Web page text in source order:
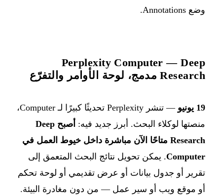
وضع Annotations.
Perplexity Computer — Deep
Research مدمج، لوحة الأوامر والتفرّع
19 يونيو
— تنشر Perplexity تحديثًا كبيرًا لـ Computer،
منصتها لوكلاء البحث. أبرز جديد فيه:
أصبح Deep
Research متاحًا الآن مباشرة داخل خيوط العمل في
Computer. يمكن تحويل نتائج البحث المتعمق إلى
تقرير أو جدول بيانات أو عرض تقديمي أو لوحة تحكم
أو موقع ويب أو سير عمل — من دون مغادرة البيئة.